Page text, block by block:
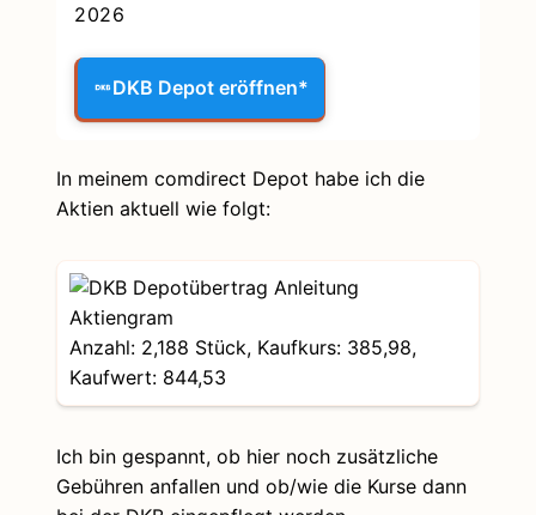
2026
DKB Depot eröffnen*
In meinem comdirect Depot habe ich die
Aktien aktuell wie folgt:
Anzahl: 2,188 Stück, Kaufkurs: 385,98,
Kaufwert: 844,53
Ich bin gespannt, ob hier noch zusätzliche
Gebühren anfallen und ob/wie die Kurse dann